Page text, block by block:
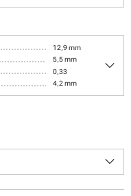
12,9 mm
5,5 mm
0,33
4,2 mm
keyboard_arrow_down
keyboard_arrow_down